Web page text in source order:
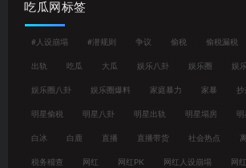
吃瓜网标签
#人设崩塌 #潜规则 争议 偷税 偷税漏税
出轨 吃瓜 大瓜 娱乐八卦 娱乐圈 娱
娱乐圈八卦 娱乐圈爆料 家庭暴力 家暴 抄
明星偷税 明星八卦 明星出轨 明星塌房
白冰 白鹿 直播 直播带货 社会热点
税务稽查 网红 网红PK 网红人设崩塌 网